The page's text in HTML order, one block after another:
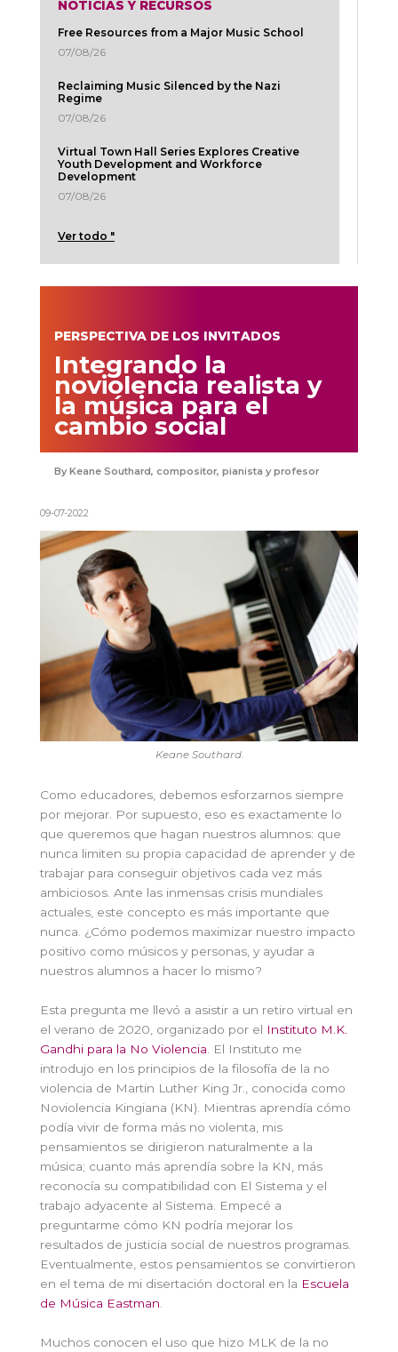
NOTICIAS Y RECURSOS
Free Resources from a Major Music School
07/08/26
Reclaiming Music Silenced by the Nazi
Regime
07/08/26
Virtual Town Hall Series Explores Creative
Youth Development and Workforce
Development
07/08/26
Ver todo "
PERSPECTIVA DE LOS INVITADOS
Integrando la
noviolencia realista y
la música para el
cambio social
Keane Southard, compositor, pianista y profesor
09-07-2022
Keane Southard.
Como educadores, debemos esforzarnos siempre
por mejorar. Por supuesto, eso es exactamente lo
que queremos que hagan nuestros alumnos: que
nunca limiten su propia capacidad de aprender y de
trabajar para conseguir objetivos cada vez más
ambiciosos. Ante las inmensas crisis mundiales
actuales, este concepto es más importante que
nunca. ¿Cómo podemos maximizar nuestro impacto
positivo como músicos y personas, y ayudar a
nuestros alumnos a hacer lo mismo?
Esta pregunta me llevó a asistir a un retiro virtual en
el verano de 2020, organizado por el Instituto M.K.
Gandhi para la No Violencia . El Instituto me
introdujo en los principios de la filosofía de la no
violencia de Martin Luther King Jr., conocida como
Noviolencia Kingiana (KN). Mientras aprendía cómo
podía vivir de forma más no violenta, mis
pensamientos se dirigieron naturalmente a la
música; cuanto más aprendía sobre la KN, más
reconocía su compatibilidad con El Sistema y el
trabajo adyacente al Sistema. Empecé a
preguntarme cómo KN podría mejorar los
resultados de justicia social de nuestros programas.
Eventualmente, estos pensamientos se convirtieron
en el tema de mi disertación doctoral en la Escuela
de Música Eastman
Muchos conocen el uso que hizo MLK de la no